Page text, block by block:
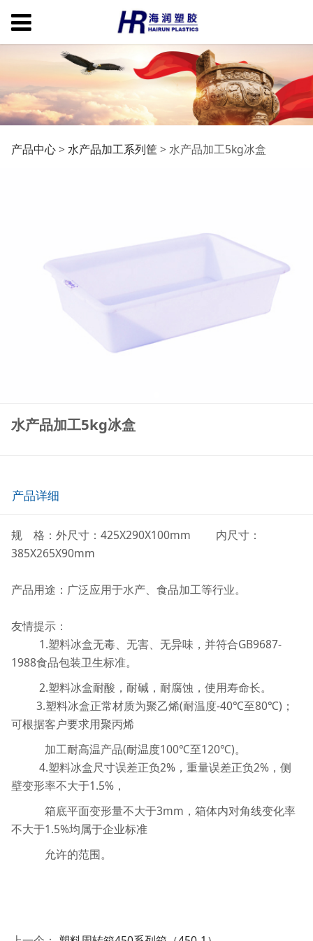
水产品加工5kg冰盒
产品中心> 水产品加工系列筐> 水产品加工5kg冰盒
水产品加工5kg冰盒
产品详细
规 格：外尺寸：425X290X100mm 内尺寸：
385X265X90mm
产品用途：广泛应用于水产、食品加工等行业。
友情提示：
1.塑料冰盒无毒、无害、无异味，并符合GB9687-
1988食品包装卫生标准。
2.塑料冰盒耐酸，耐碱，耐腐蚀，使用寿命长。
3.塑料冰盒正常材质为聚乙烯(耐温度-40℃至80℃)；
可根据客户要求用聚丙烯
加工耐高温产品(耐温度100℃至120℃)。
4.塑料冰盒尺寸误差正负2%，重量误差正负2%，侧
壁变形率不大于1.5%，
箱底平面变形量不大于3mm，箱体内对角线变化率
不大于1.5%均属于企业标准
允许的范围。